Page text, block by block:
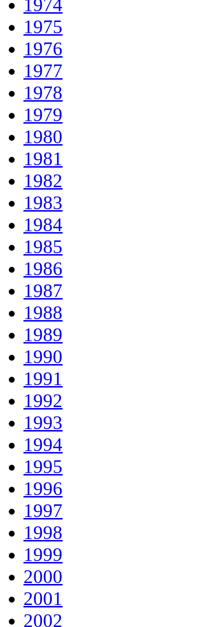
1974
1975
1976
1977
1978
1979
1980
1981
1982
1983
1984
1985
1986
1987
1988
1989
1990
1991
1992
1993
1994
1995
1996
1997
1998
1999
2000
2001
2002